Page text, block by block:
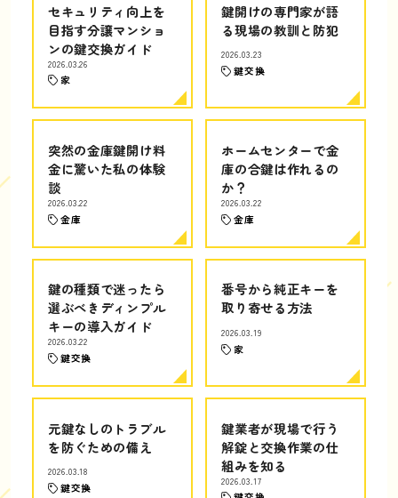
セキュリティ向上を
目指す分譲マンショ
ンの鍵交換ガイド
2026.03.26
家
鍵開けの専門家が語
る現場の教訓と防犯
2026.03.23
鍵交換
突然の金庫鍵開け料
金に驚いた私の体験
談
2026.03.22
金庫
ホームセンターで金
庫の合鍵は作れるの
か？
2026.03.22
金庫
鍵の種類で迷ったら
選ぶべきディンプル
キーの導入ガイド
2026.03.22
鍵交換
番号から純正キーを
取り寄せる方法
2026.03.19
家
元鍵なしのトラブル
を防ぐための備え
2026.03.18
鍵交換
鍵業者が現場で行う
解錠と交換作業の仕
組みを知る
2026.03.17